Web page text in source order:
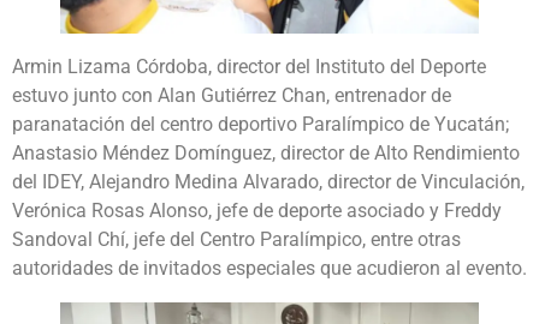
Armin Lizama Córdoba, director del Instituto del Deporte
estuvo junto con Alan Gutiérrez Chan, entrenador de
paranatación del centro deportivo Paralímpico de Yucatán;
Anastasio Méndez Domínguez, director de Alto Rendimiento
del IDEY, Alejandro Medina Alvarado, director de Vinculación,
Verónica Rosas Alonso, jefe de deporte asociado y Freddy
Sandoval Chí, jefe del Centro Paralímpico, entre otras
autoridades de invitados especiales que acudieron al evento.